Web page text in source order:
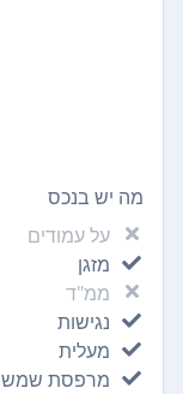
מה יש בנכס
על עמודים
מזגן
ממ"ד
נגישות
מעלית
מרפסת שמש